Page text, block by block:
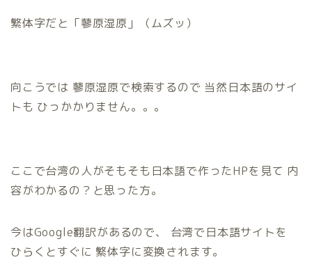
繁体字だと「蓼原湿原」（ムズッ）
向こうでは 蓼原湿原で検索するので 当然日本語のサイ
トも ひっかかりません。。。
ここで台湾の人がそもそも日本語で作ったHPを見て 内
容がわかるの？と思った方。
今はGoogle翻訳があるので、 台湾で日本語サイトを
ひらくとすぐに 繁体字に変換されます。